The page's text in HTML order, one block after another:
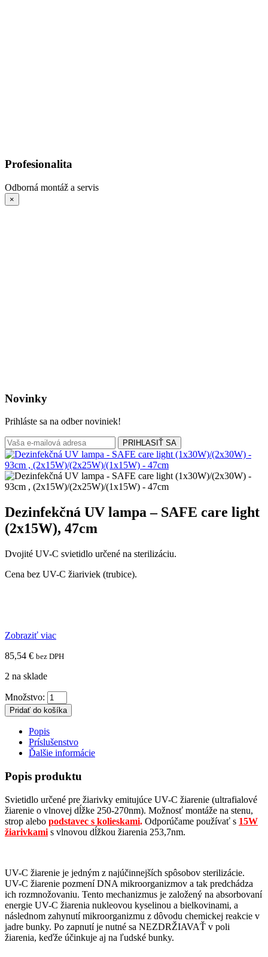
Profesionalita
Odborná montáž a servis
×
Novinky
Prihláste sa na odber noviniek!
Dezinfekčná UV lampa – SAFE care light
(2x15W), 47cm
Dvojité UV-C svietidlo určené na sterilizáciu.
Cena bez UV-C žiariviek (trubice).
Zobraziť viac
85,54 € bez DPH
2 na sklade
Množstvo:
Pridať do košíka
Popis
Príslušenstvo
Ďalšie informácie
Popis produktu
Svietidlo určené pre žiarivky emitujúce UV-C žiarenie (ultrafialové
žiarenie o vlnovej dĺžke 250-270nm). Možnosť montáže na stenu,
strop alebo podstavec s kolieskami. Odporúčame používať s 15W
žiarivkami s vlnovou dĺžkou žiarenia 253,7nm.
UV-C žiarenie je jedným z najúčinnejších spôsobov sterilizácie.
UV-C žiarenie pozmení DNA mikroorganizmov a tak predchádza
ich rozmnožovaniu. Tento mechanizmus je založený na absorbovaní
energie UV-C žiarenia nukleovou kyselinou a bielkovinami, a
následnom zahynutí mikroorganizmu z dôvodu chemickej reakcie v
jadre bunky. Po zapnutí je nutné sa NEZDRŽIAVAŤ v poli
žiarenia, keďže účinkuje aj na ľudské bunky.